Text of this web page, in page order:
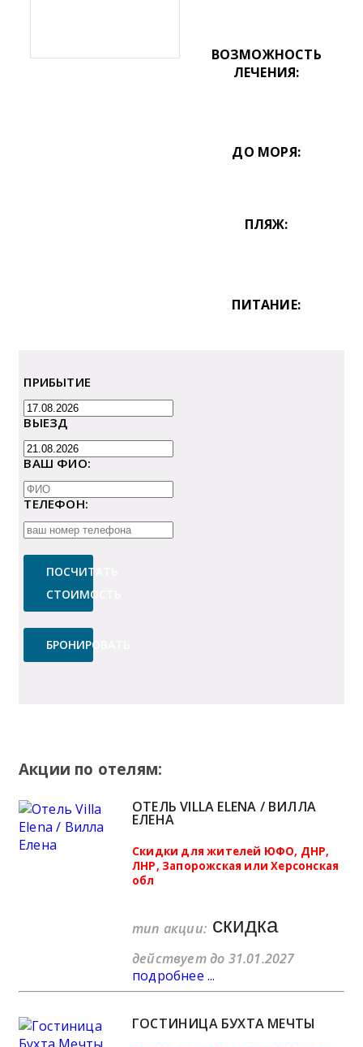
ВОЗМОЖНОСТЬ
ЛЕЧЕНИЯ:
ДО МОРЯ:
ПЛЯЖ:
ПИТАНИЕ:
ПРИБЫТИЕ
ВЫЕЗД
ВАШ ФИО:
ТЕЛЕФОН:
ПОСЧИТАТЬ
СТОИМОСТЬ
БРОНИРОВАТЬ
Акции по отелям:
ОТЕЛЬ VILLA ELENA / ВИЛЛА
ЕЛЕНА
Скидки для жителей ЮФО, ДНР,
ЛНР, Запорожская или Херсонская
обл
тип акции: скидка
действует до 31.01.2027
подробнее ...
ГОСТИНИЦА БУХТА МЕЧТЫ